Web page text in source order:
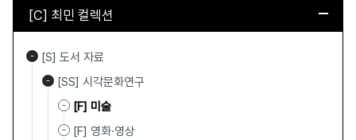
[C] 최민 컬렉션
[S] 도서 자료
[SS] 시각문화연구
[F] 미술
[F] 영화·영상